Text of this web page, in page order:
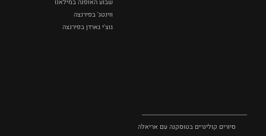
שבוע האופנה במילאנו
ווינטג' בפירנצה
גוצ'י גארדן בפירנצה
סיורים קולינרים בטוסקנה עם אריאלה בנקיר